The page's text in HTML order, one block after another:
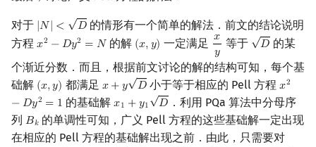
对于 |𝑁| <
√
𝐷
|N <D
的情形有一个简单的解法．前文的结论说明
方程 𝑥2 −𝐷𝑦2 = 𝑁
x2 −D y2=N 的解 (𝑥,𝑦)
(x,y) 一定满足 𝑥
𝑦
xy 等于 √
𝐷
D
的某
个渐近分数．而且，根据前文讨论的解的结构可知，每个基
础解 (𝑥,𝑦)
(x,y) 都满足 𝑥+𝑦
√
𝐷
x+yD 小于等于相应的 Pell 方程 𝑥2
−𝐷𝑦2 = 1
x2
的基础解𝑥1 +𝑦1
√
𝐷
x1 +y1D
．利用 PQa 算法中分母序
列 𝐵𝑘
Bk 的单调性可知，广义 Pell 方程的这些基础解一定出现
在相应的 Pell 方程的基础解出现之前．由此，只需要对